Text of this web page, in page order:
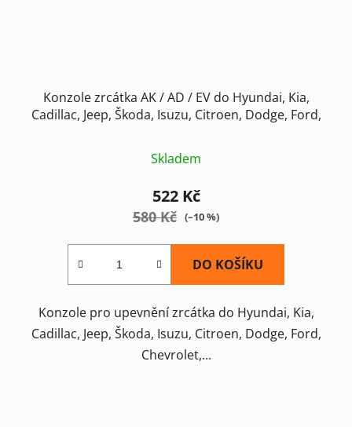
Konzole zrcátka AK / AD / EV do Hyundai, Kia,
Cadillac, Jeep, Škoda, Isuzu, Citroen, Dodge, Ford,
Skladem
522 Kč
580 Kč (–10 %)
DO KOŠÍKU
Konzole pro upevnění zrcátka do Hyundai, Kia,
Cadillac, Jeep, Škoda, Isuzu, Citroen, Dodge, Ford,
Chevrolet,...